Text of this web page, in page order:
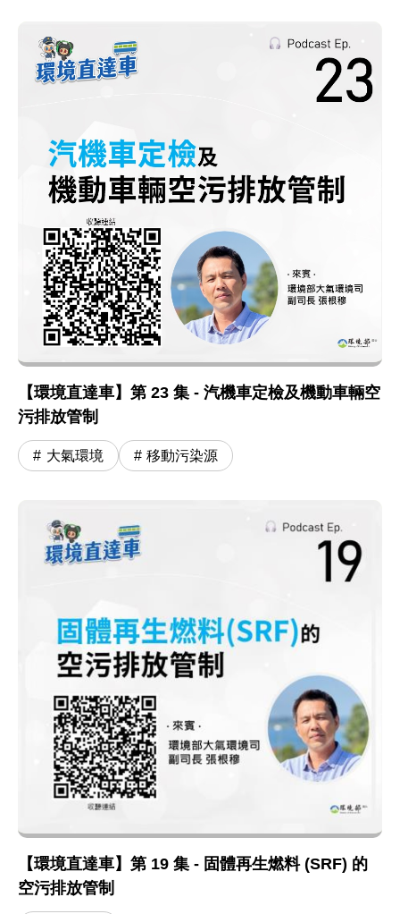
【環境直達車】第 23 集 - 汽機車定檢及機動車輛空
污排放管制
大氣環境 移動污染源
【環境直達車】第 19 集 - 固體再生燃料 (SRF) 的
空污排放管制